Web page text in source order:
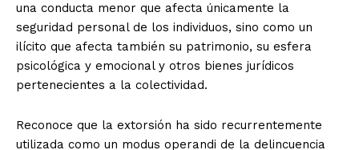
una conducta menor que afecta únicamente la
seguridad personal de los individuos, sino como un
ilícito que afecta también su patrimonio, su esfera
psicológica y emocional y otros bienes jurídicos
pertenecientes a la colectividad.
Reconoce que la extorsión ha sido recurrentemente
utilizada como un modus operandi de la delincuencia